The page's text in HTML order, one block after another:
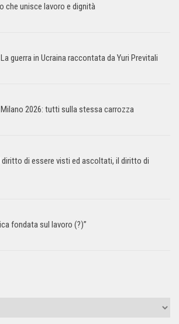
che unisce lavoro e dignità
guerra in Ucraina raccontata da Yuri Previtali
2026: tutti sulla stessa carrozza
diritto di essere visti ed ascoltati, il diritto di
fondata sul lavoro (?)”